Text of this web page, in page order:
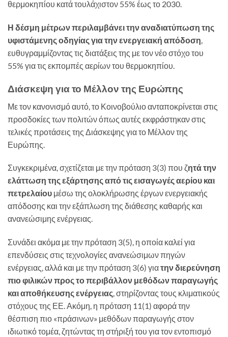
θερμοκηπίου κατά τουλάχιστον 55% έως το 2030.
Η δέσμη μέτρων περιλαμβάνει την αναδιατύπωση της
υφιστάμενης οδηγίας για την ενεργειακή απόδοση,
ευθυγραμμίζοντας τις διατάξεις της με τον νέο στόχο του
55% για τις εκπομπές αερίων του θερμοκηπίου.
Διάσκεψη για το Μέλλον της Ευρώπης
Με τον κανονισμό αυτό, το Κοινοβούλιο ανταποκρίνεται στις
προσδοκίες των πολιτών όπως αυτές εκφράστηκαν στις
τελικές προτάσεις της Διάσκεψης για το Μέλλον της
Ευρώπης.
Συγκεκριμένα, σχετίζεται με την πρόταση 3(3) που ζητά την
ελάττωση της εξάρτησης από τις εισαγωγές αερίου και
πετρελαίου μέσω της ολοκλήρωσης έργων ενεργειακής
απόδοσης και την εξάπλωση της διάθεσης καθαρής και
ανανεώσιμης ενέργειας.
Συνάδει ακόμα με την πρόταση 3(5), η οποία καλεί για
επενδύσεις στις τεχνολογίες ανανεώσιμων πηγών
ενέργειας, αλλά και με την πρόταση 3(6) γιατην διερεύνηση
πιο φιλικών προς το περιβάλλον μεθόδων παραγωγής
και αποθήκευσης ενέργειας, στηρίζοντας τους κλιματικούς
στόχους της ΕΕ. Ακόμη, η πρόταση 11(1) αφορά την
θέσπιση πιο «πράσινων» μεθόδων παραγωγής στον
ιδιωτικό τομέα, ζητώντας τη στήριξή του για τον εντοπισμό